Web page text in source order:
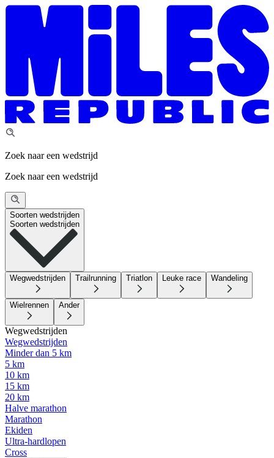
Zoek naar een wedstrijd
Zoek naar een wedstrijd
Soorten wedstrijden
Soorten wedstrijden
Wegwedstrijden Trailrunning Triatlon Leuke race Wandeling
Wielrennen Ander
Wegwedstrijden
Wegwedstrijden
Minder dan 5 km
5 km
10 km
15 km
20 km
Halve marathon
Marathon
Ekiden
Ultra-hardlopen
Cross